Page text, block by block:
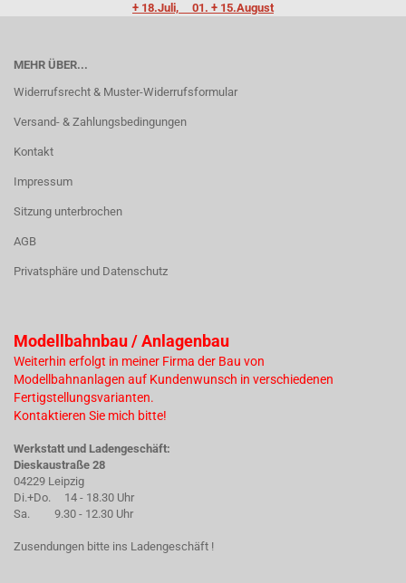
+ 18.Juli, 01. + 15.August
MEHR ÜBER...
Widerrufsrecht & Muster-Widerrufsformular
Versand- & Zahlungsbedingungen
Kontakt
Impressum
Sitzung unterbrochen
AGB
Privatsphäre und Datenschutz
Modellbahnbau / Anlagenbau
Weiterhin erfolgt in meiner Firma der Bau von
Modellbahnanlagen auf Kundenwunsch in verschiedenen
Fertigstellungsvarianten.
Kontaktieren Sie mich bitte!
Werkstatt und Ladengeschäft:
Dieskaustraße 28
04229 Leipzig
Di.+Do. 14 - 18.30 Uhr
Sa. 9.30 - 12.30 Uhr
Zusendungen bitte ins Ladengeschäft !